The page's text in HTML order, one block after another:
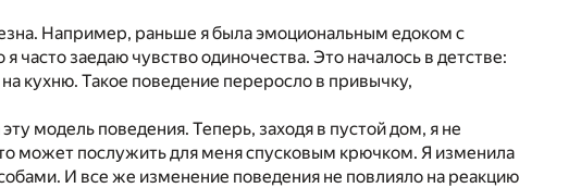
Например, раньше я была эмоциональным едоком с
заедаю чувство одиночества. Это началось в детстве:
кухню. Такое поведение переросло в привычку,
модель поведения. Теперь, заходя в пустой дом, я не
может послужить для меня спусковым крючком. Я изменила
И все же изменение поведения не повлияло на реакцию